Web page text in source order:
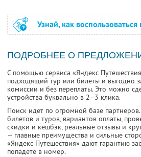
Узнай, как
ПОДРОБНЕЕ О
С помощью сервиса «Яндекс
подходящий тур или билеты и выгодно
комиссии и без переплаты. Это можно
устройства буквально в 2–3 клика.
Поиск идет по огромной базе
билетов и туров, вариантов оплаты,
скидки и кешбэк, реальные отзывы и
— главные преимущества и сильные
«Яндекс Путешествия» дают гарантию
попадете в номер.